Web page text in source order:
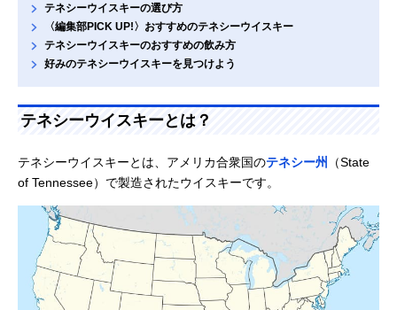
テネシーウイスキーの選び方
〈編集部PICK UP!〉おすすめのテネシーウイスキー
テネシーウイスキーのおすすめの飲み方
好みのテネシーウイスキーを見つけよう
テネシーウイスキーとは？
テネシーウイスキーとは、アメリカ合衆国のテネシー州
（State
of Tennessee）で製造されたウイスキーです。